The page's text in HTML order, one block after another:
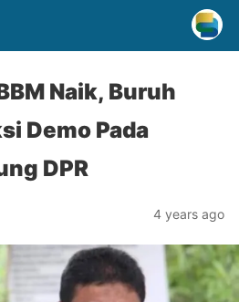
Naik, Buruh
Demo Pada
DPR
4 years ago